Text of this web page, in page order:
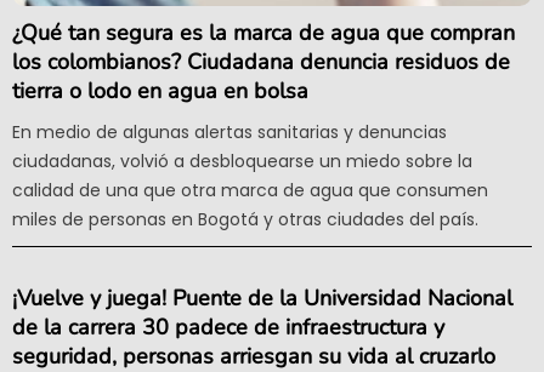
¿Qué tan segura es la marca de agua que compran
los colombianos? Ciudadana denuncia residuos de
tierra o lodo en agua en bolsa
En medio de algunas alertas sanitarias y denuncias
ciudadanas, volvió a desbloquearse un miedo sobre la
calidad de una que otra marca de agua que consumen
miles de personas en Bogotá y otras ciudades del país.
¡Vuelve y juega! Puente de la Universidad Nacional
de la carrera 30 padece de infraestructura y
seguridad, personas arriesgan su vida al cruzarlo